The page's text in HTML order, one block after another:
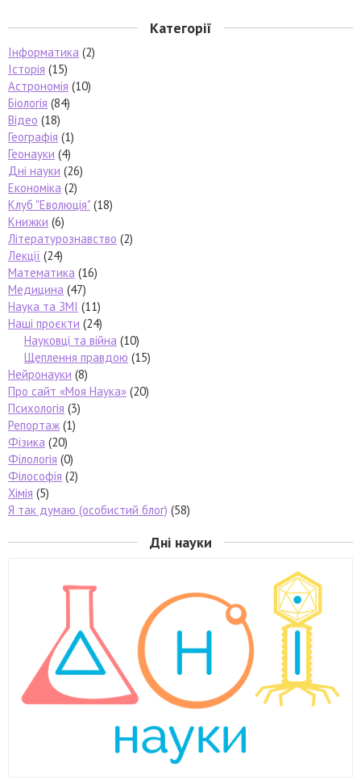
Категорії
Інформатика (2)
Історія (15)
Астрономія (10)
Біологія (84)
Відео (18)
Географія (1)
Геонауки (4)
Дні науки (26)
Економіка (2)
Клуб "Еволюція" (18)
Книжки (6)
Літературознавство (2)
Лекції (24)
Математика (16)
Медицина (47)
Наука та ЗМІ (11)
Наші проєкти (24)
Науковці та війна (10)
Щеплення правдою (15)
Нейронауки (8)
Про сайт «Моя Наука» (20)
Психологія (3)
Репортаж (1)
Фізика (20)
Філологія (0)
Філософія (2)
Хімія (5)
Я так думаю (особистий блог) (58)
Дні науки